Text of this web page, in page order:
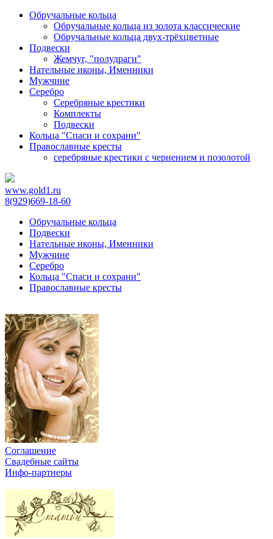
Обручальные кольца
Обручальные кольца из золота классические
Обручальные кольца двух-трёхцветные
Подвески
Жемчуг, "полудраги"
Нательные иконы, Именники
Мужчине
Серебро
Серебряные крестики
Комплекты
Подвески
Кольца "Спаси и сохрани"
Православные кресты
cеребряные крестики с чернением и позолотой
www.gold1.ru
8(929)669-18-60
Обручальные кольца
Подвески
Нательные иконы, Именники
Мужчине
Серебро
Кольца "Спаси и сохрани"
Православные кресты
Соглашение
Свадебные сайты
Инфо-партнеры